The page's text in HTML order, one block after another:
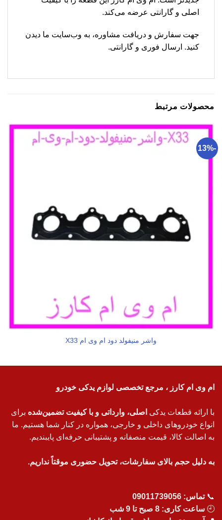
اصلی و گارانتی عرضه می‌کند.
جهت سفارش و دریافت مشاوره، به وب‌سایت ما دیدن
کنید. ارسال فوری و گارانتی.
محصولات مرتبط
-13%
واشر منیفولد دود ام وی ام X33
ام وی ام کارز ، مرجع تخصصی لوازم یدکی خودرو
با ارائه قطعات یدکی اصلی، وارداتی و با کیفیت تضمین‌شده برای
انواع خودروهای داخلی و خارجی، همواره در کنار شما هستیم. ما
به اصالت کالا، قیمت منصفانه و پشتیبانی حرفه‌ای پایبندیم.
به دلیل حجم بالای سفارشات، تحویل حضوری موقتاً نداریم.
📞تماس: 09011739056
🕘 ساعت کاری: 8 صبح تا 9 شب